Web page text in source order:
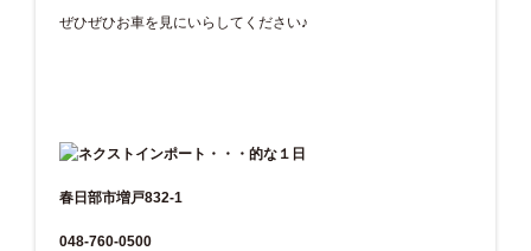
ぜひぜひお車を見にいらしてください♪
春日部市増戸832-1
048-760-0500